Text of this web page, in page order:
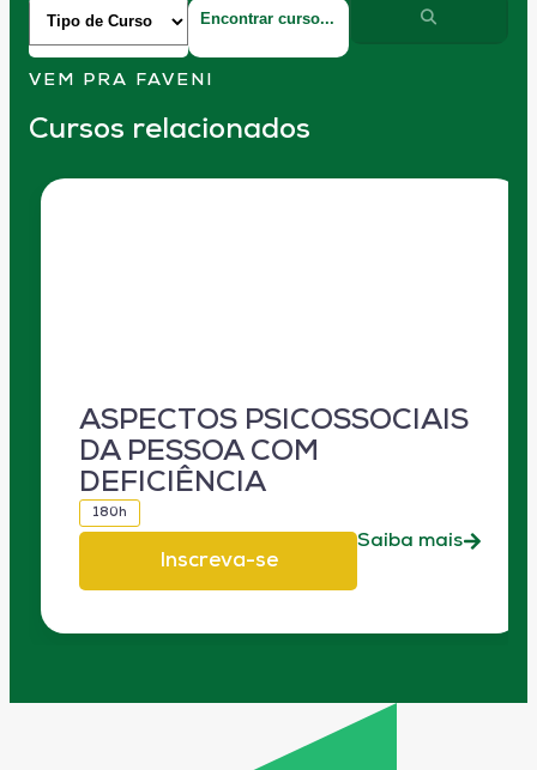
VEM PRA FAVENI
Cursos relacionados
ASPECTOS PSICOSSOCIAIS
DA PESSOA COM
DEFICIÊNCIA
180h
Inscreva-se
Saiba mais